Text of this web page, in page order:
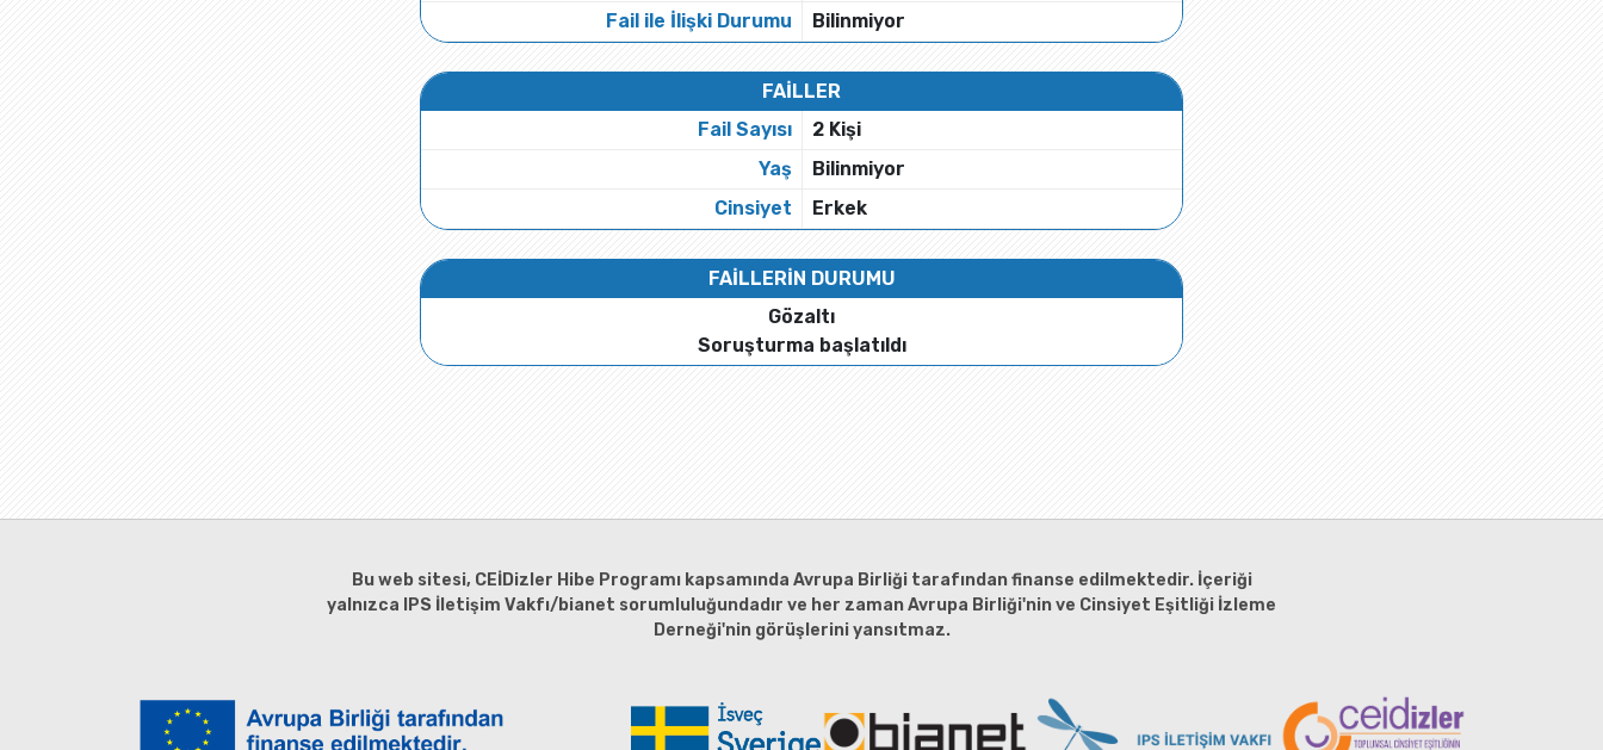
Fail ile İlişki Durumu
Bilinmiyor
FAİLLER
Fail Sayısı
2 Kişi
Yaş
Bilinmiyor
Cinsiyet
Erkek
FAİLLERİN DURUMU
Gözaltı
Soruşturma başlatıldı
Bu web sitesi, CEİDizler Hibe Programı kapsamında Avrupa Birliği tarafından finanse edilmektedir. İçeriği
yalnızca IPS İletişim Vakfı/bianet sorumluluğundadır ve her zaman Avrupa Birliği'nin ve Cinsiyet Eşitliği İzleme
Derneği'nin görüşlerini yansıtmaz.